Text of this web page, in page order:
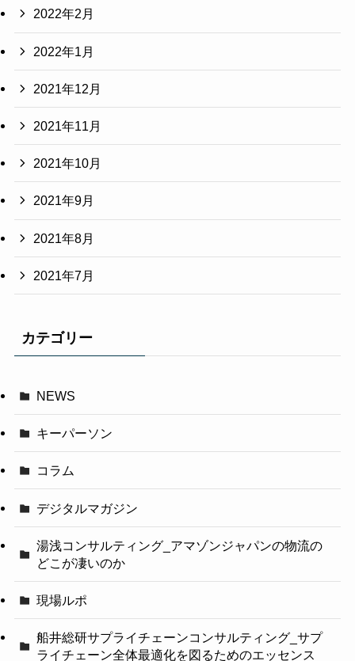
2022年2月
2022年1月
2021年12月
2021年11月
2021年10月
2021年9月
2021年8月
2021年7月
カテゴリー
NEWS
キーパーソン
コラム
デジタルマガジン
湯浅コンサルティング_アマゾンジャパンの物流の
どこが凄いのか
現場ルポ
船井総研サプライチェーンコンサルティング_サプ
ライチェーン全体最適化を図るためのエッセンス